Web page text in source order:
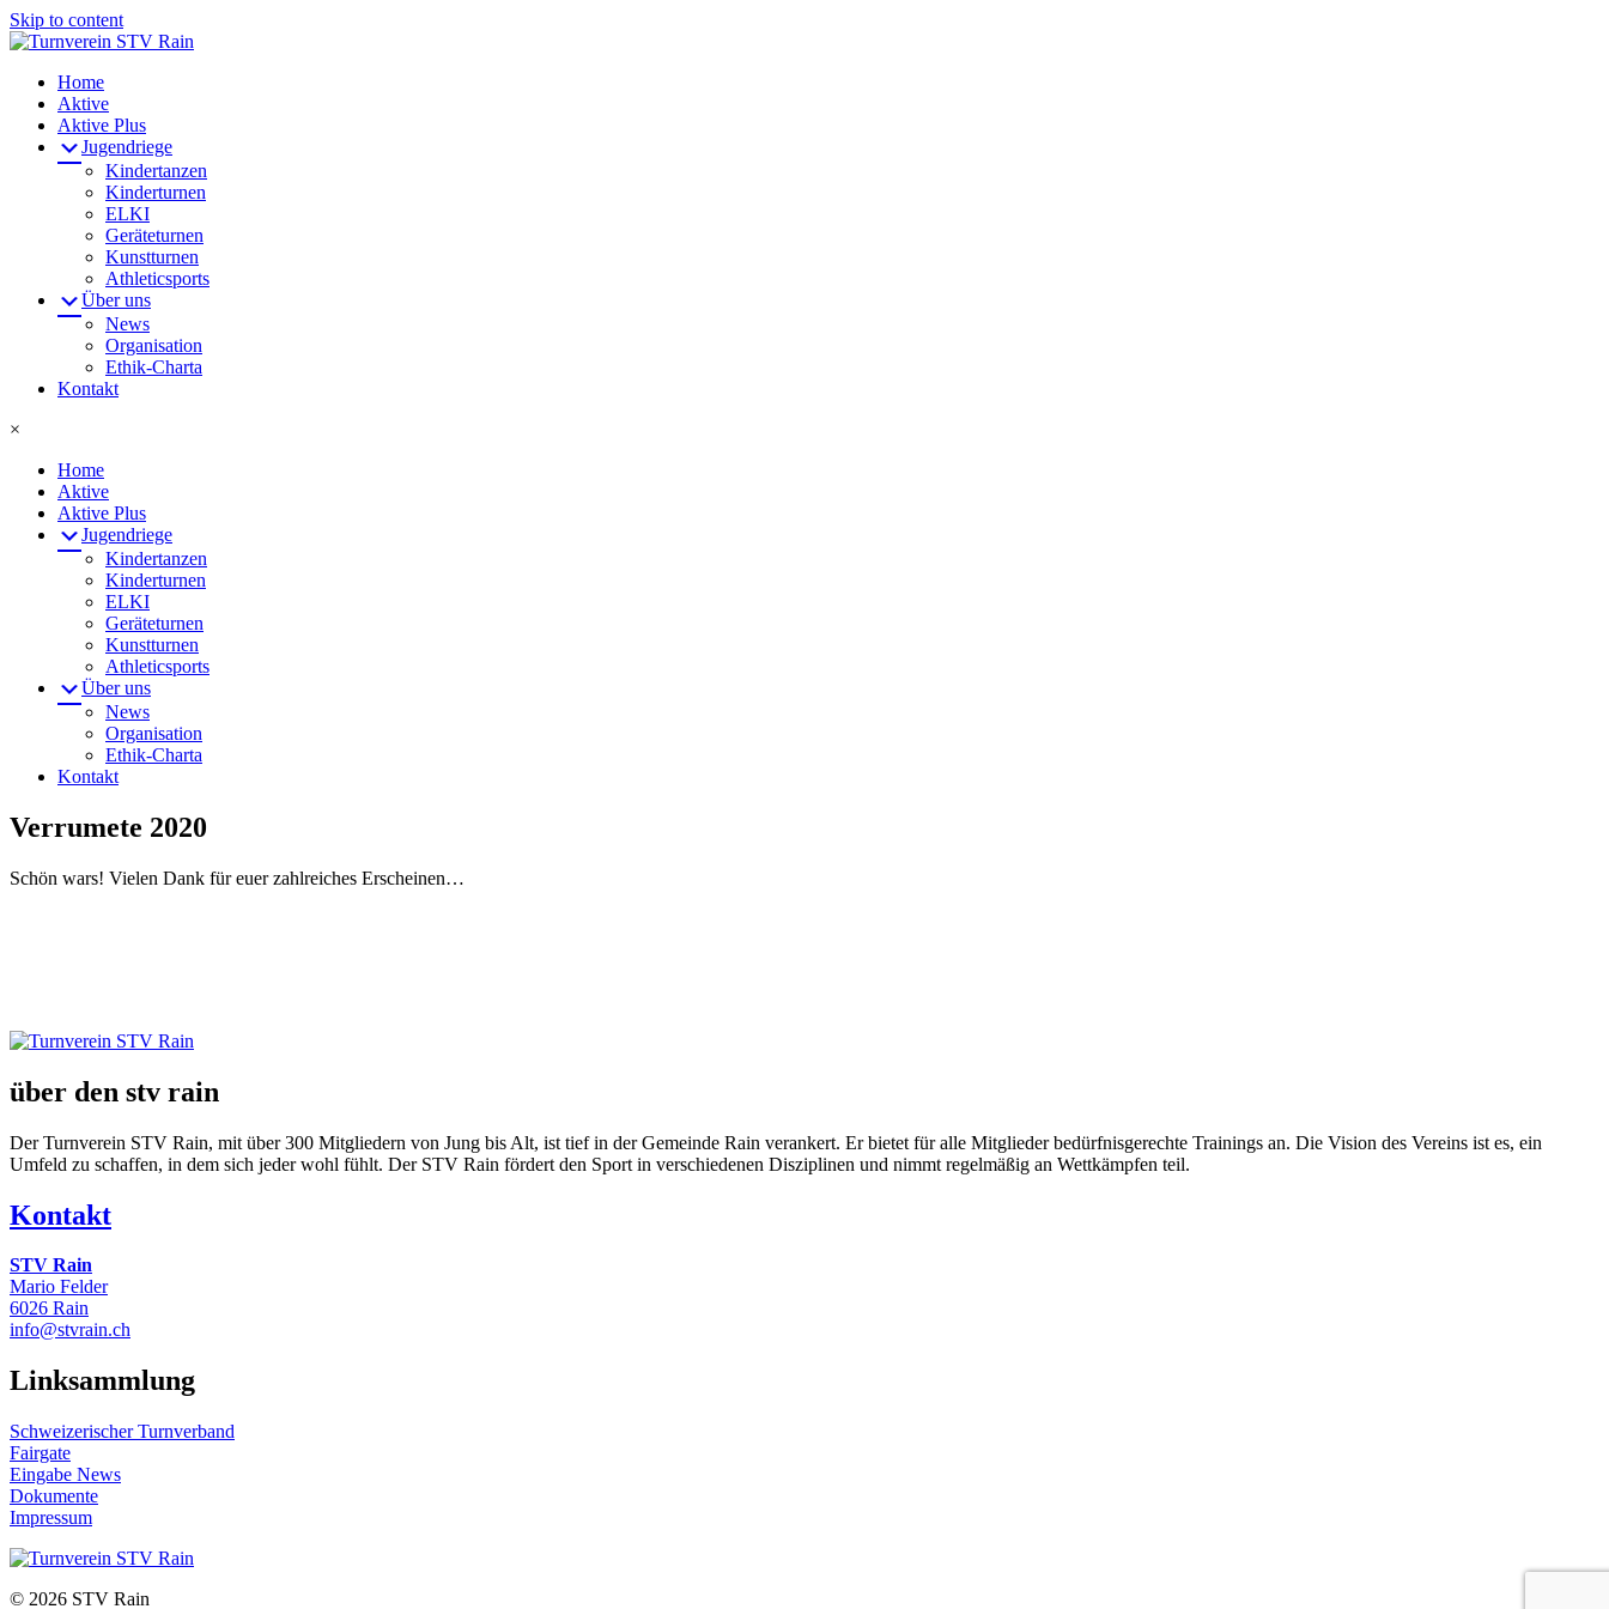
Skip to content
Home
Aktive
Aktive Plus
Jugendriege
Kindertanzen
Kinderturnen
ELKI
Geräteturnen
Kunstturnen
Athleticsports
Über uns
News
Organisation
Ethik-Charta
Kontakt
×
Home
Aktive
Aktive Plus
Jugendriege
Kindertanzen
Kinderturnen
ELKI
Geräteturnen
Kunstturnen
Athleticsports
Über uns
News
Organisation
Ethik-Charta
Kontakt
Verrumete 2020
Schön wars! Vielen Dank für euer zahlreiches Erscheinen…
über den stv rain
Der Turnverein STV Rain, mit über 300 Mitgliedern von Jung bis Alt, ist tief in der Gemeinde Rain verankert. Er bietet für alle Mitglieder bedürfnisgerechte Trainings an. Die Vision des Vereins ist es, ein
Umfeld zu schaffen, in dem sich jeder wohl fühlt. Der STV Rain fördert den Sport in verschiedenen Disziplinen und nimmt regelmäßig an Wettkämpfen teil.
Kontakt
STV Rain
Mario Felder
6026 Rain
info@stvrain.ch
Linksammlung
Schweizerischer Turnverband
Fairgate
Eingabe News
Dokumente
Impressum
© 2026 STV Rain